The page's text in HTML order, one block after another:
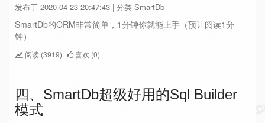
发布于 2020-04-23 20:47:43 | 分类 SmartDb
SmartDb的ORM非常简单，1分钟你就能上手（预计阅读1分
钟）
阅读 (3919) 喜欢 (0)
四、SmartDb超级好用的Sql Builder
模式